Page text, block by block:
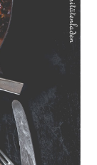
und kleinen